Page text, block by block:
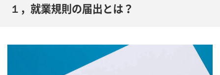
１，就業規則の届出とは？